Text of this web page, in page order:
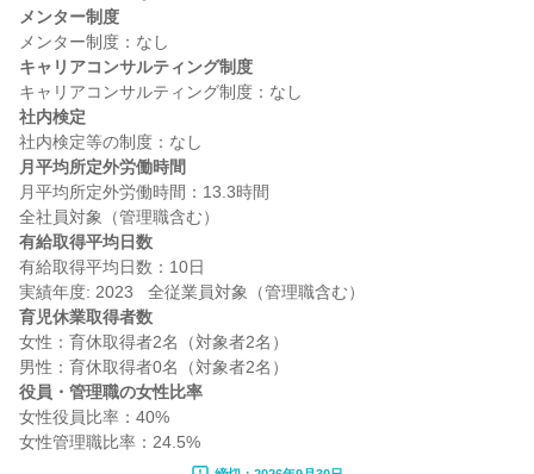
メンター制度
キャリアコンサルティング制度
社内検定
月平均所定外労働時間
月平均所定外労働時間：13.3時間
有給取得平均日数
有給取得平均日数：10日
育児休業取得者数
女性：育休取得者2名（対象者2名）
役員・管理職の女性比率
女性役員比率：40%